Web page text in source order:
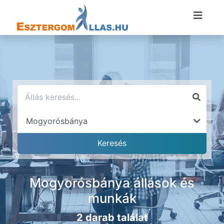
Mogyorósbánya állások és
munkák
2 darab találat